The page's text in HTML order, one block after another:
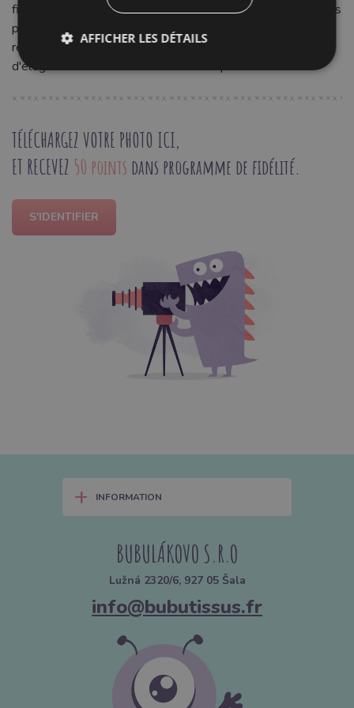
fixation pratique. Faciles à poser, ils permettent des finitions
professionnelles et un maintien impeccable. Offrez à vos
réalisations une fonctionnalité durable et une touche
d'élégance discrète avec ces boutons pression.
TÉLÉCHARGEZ VOTRE PHOTO ICI,
ET RECEVEZ 50 points dans programme de fidélité.
S'IDENTIFIER
+ INFORMATION
BUBULÁKOVO S.R.O
Lužná 2320/6, 927 05 Šala
info@bubutissus.fr
AFFICHER LES DÉTAILS